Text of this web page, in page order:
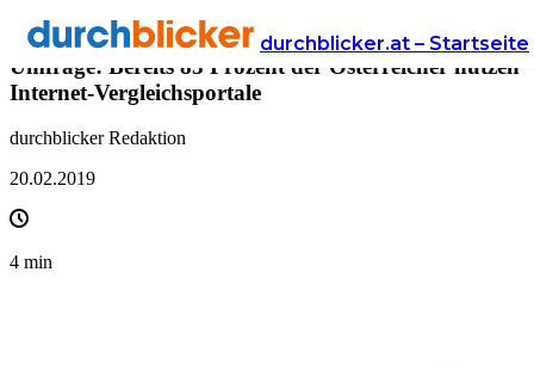
durchblicker.at – Startseite
Presse
Umfrage: Bereits 83 Prozent der Österreicher nutzen
Internet-Vergleichsportale
durchblicker Redaktion
20.02.2019
4 min